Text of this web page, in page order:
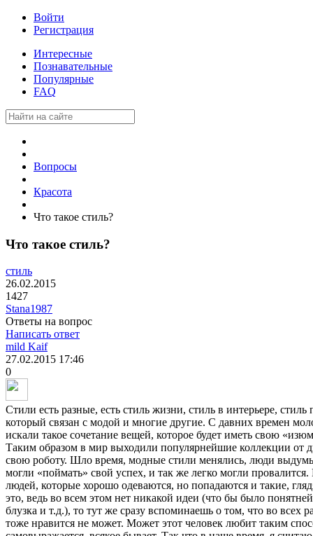
Войти
Регистрация
Интересные
Познавательные
Популярные
FAQ
Вопросы
Красота
Что такое стиль?
Что такое стиль?
стиль
26.02.2015
1427
Stana1987
Ответы на вопрос
Написать ответ
mild Kaif
27.02.2015 17:46
0
Стили есть разные, есть стиль жизни, стиль в интерьере, стиль
который связан с модой и многие другие. С давних времен
искали такое сочетание вещей, которое будет иметь свою
Таким образом в мир выходили популярнейшие коллекции от
свою роботу. Шло время, модные стили менялись, люди
могли «поймать» свой успех, и так же легко могли
людей, которые хорошо одеваются, но попадаются и такие,
это, ведь во всем этом нет никакой идеи (что бы было
блузка и т.д.), то тут же сразу вспоминаешь о том, что во всех
тоже нравится не может. Может этот человек любит таким